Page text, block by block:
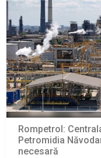
Rompetrol:
Petromidia
necesară